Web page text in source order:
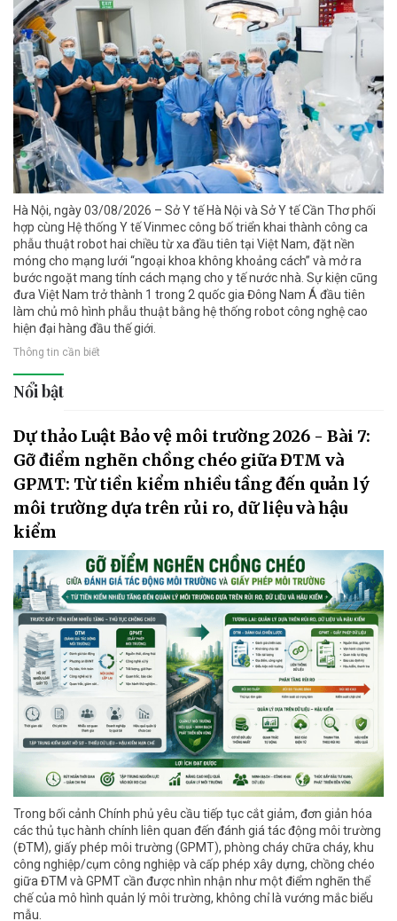
Hà Nội, ngày 03/08/2026 – Sở Y tế Hà Nội và Sở Y tế Cần Thơ phối
hợp cùng Hệ thống Y tế Vinmec công bố triển khai thành công ca
phẫu thuật robot hai chiều từ xa đầu tiên tại Việt Nam, đặt nền
móng cho mạng lưới “ngoại khoa không khoảng cách” và mở ra
bước ngoặt mang tính cách mạng cho y tế nước nhà. Sự kiện cũng
đưa Việt Nam trở thành 1 trong 2 quốc gia Đông Nam Á đầu tiên
làm chủ mô hình phẫu thuật bằng hệ thống robot công nghệ cao
hiện đại hàng đầu thế giới.
Thông tin cần biết
Nổi bật
Dự thảo Luật Bảo vệ môi trường 2026 - Bài 7:
Gỡ điểm nghẽn chồng chéo giữa ĐTM và
GPMT: Từ tiền kiểm nhiều tầng đến quản lý
môi trường dựa trên rủi ro, dữ liệu và hậu
kiểm
Trong bối cảnh Chính phủ yêu cầu tiếp tục cắt giảm, đơn giản hóa
các thủ tục hành chính liên quan đến đánh giá tác động môi trường
(ĐTM), giấy phép môi trường (GPMT), phòng cháy chữa cháy, khu
công nghiệp/cụm công nghiệp và cấp phép xây dựng, chồng chéo
giữa ĐTM và GPMT cần được nhìn nhận như một điểm nghẽn thể
chế của mô hình quản lý môi trường, không chỉ là vướng mắc biểu
mẫu.